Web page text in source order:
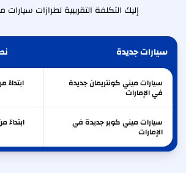
إليك التكلفة التقريبية لطرازات سيارات
سيارات جديدة
سيارات ميني كونتريمان جديدة
في الإمارات
ابتداءً
سيارات ميني كوبر جديدة في
الإمارات
ابتداءً